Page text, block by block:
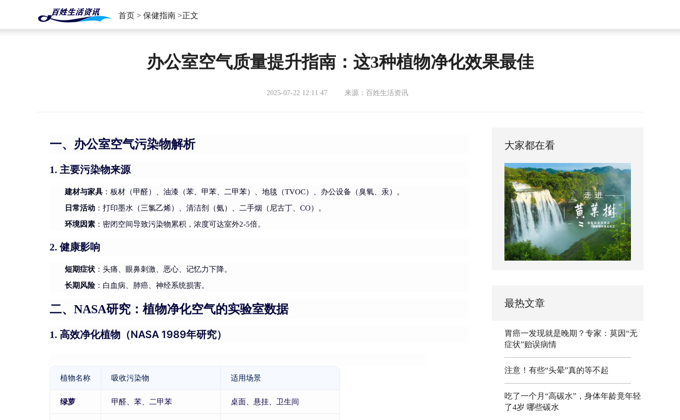
首页 > 保健指南 >正文
办公室空气质量提升指南：这3种植物净化效果最佳
2025-07-22 12:11:47 来源：百姓生活资讯
一、办公室空气污染物解析
1. 主要污染物来源
建材与家具 ：板材（甲醛）、油漆（苯、甲苯、二甲苯）、地毯（TVOC）、办公设备（臭氧、汞）。
日常活动 ：打印墨水（三氯乙烯）、清洁剂（氨）、二手烟（尼古丁、CO）。
环境因素 ：密闭空间导致污染物累积，浓度可达室外2-5倍。
2. 健康影响
短期症状 ：头痛、眼鼻刺激、恶心、记忆力下降。
长期风险：白血病、肺癌、神经系统损害。
二、NASA研究：植物净化空气的实验室数据
1. 高效净化植物（NASA 1989年研究）
植物名称 吸收污染物 适用场景
绿萝 甲醛、苯、二甲苯 桌面、悬挂、卫生间
大家都在看
最热文章
胃癌一发现就是晚期？专家：莫因“无
症状”贻误病情
注意！有些“头晕”真的等不起
吃了一个月“高碳水”，身体年龄竟年轻
了4岁 哪些碳水